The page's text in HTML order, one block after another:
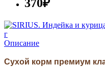
370₽
Описание
Сухой корм премиум